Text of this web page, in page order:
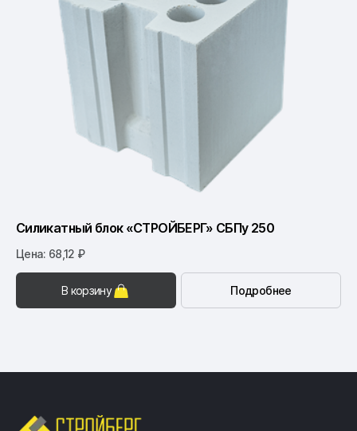
Силикатный блок «СТРОЙБЕРГ» СБПу 250
Цена: 68,12 ₽
В корзину Подробнее